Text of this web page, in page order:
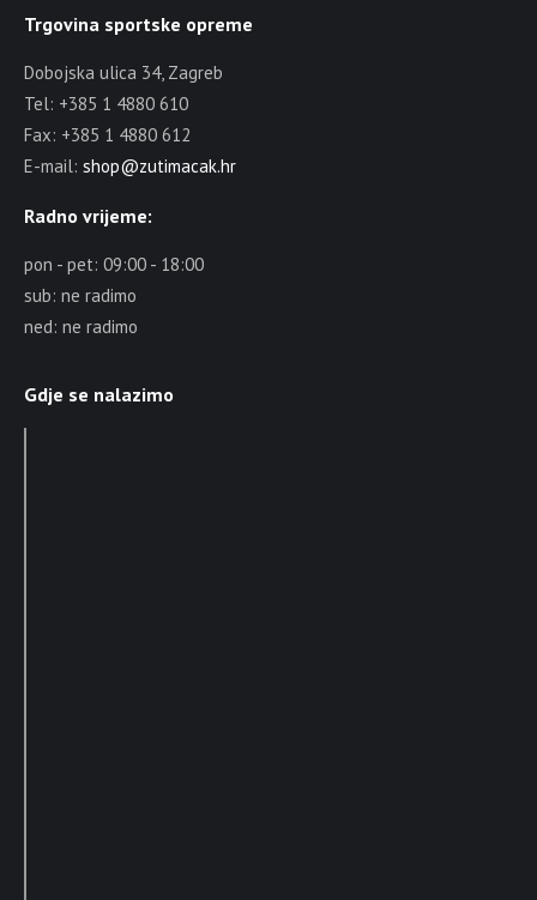
Trgovina sportske opreme
Dobojska ulica 34, Zagreb
Tel: +385 1 4880 610
Fax: +385 1 4880 612
E-mail: shop@zutimacak.hr
Radno vrijeme:
pon - pet: 09:00 - 18:00
sub: ne radimo
ned: ne radimo
Gdje se nalazimo